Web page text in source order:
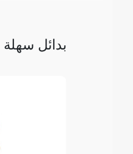
بدائل سهلة